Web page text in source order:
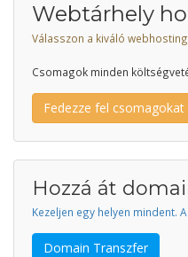
Webtárhely
Válasszon a kiváló
Csomagok minden
Fedezze fel
Hozzá át
Kezeljen egy helyen mindent.
Domain Transzfer